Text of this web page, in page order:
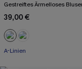
Gestreiftes Ärmelloses
39,00 €
A-Linien